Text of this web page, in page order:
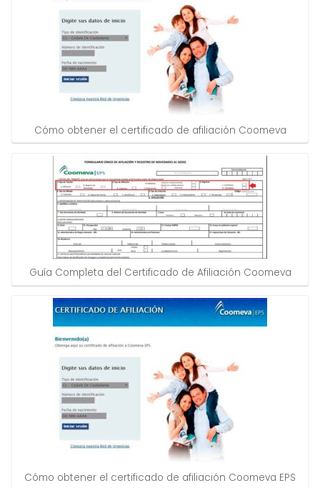
Cómo obtener el certificado de afiliación Coomeva
Guía Completa del Certificado de Afiliación Coomeva
Cómo obtener el certificado de afiliación Coomeva EPS